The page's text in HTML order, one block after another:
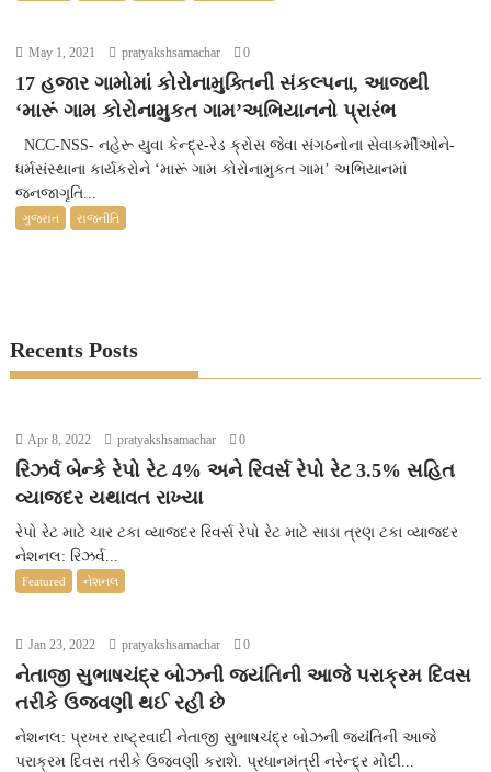
May 1, 2021 pratyakshsamachar 0
17 હજાર ગામોમાં કોરોનામુક્તિની સંકલ્પના, આજથી
‘મારૂં ગામ કોરોનામુકત ગામ’અભિયાનનો પ્રારંભ
NCC-NSS- નહેરૂ યુવા કેન્દ્ર-રેડ ક્રોસ જેવા સંગઠનોના સેવાકર્મીઓને-
ધર્મસંસ્થાના કાર્યકરોને ‘મારૂં ગામ કોરોનામુકત ગામ’ અભિયાનમાં
જનજાગૃતિ...
ગુજરાત રાજનીતિ
Recents Posts
Apr 8, 2022 pratyakshsamachar 0
રિઝર્વ બેન્કે રેપો રેટ 4% અને રિવર્સ રેપો રેટ 3.5% સહિત
વ્યાજદર યથાવત રાખ્યા
રેપો રેટ માટે ચાર ટકા વ્યાજદર રિવર્સ રેપો રેટ માટે સાડા ત્રણ ટકા વ્યાજદર
નેશનલ: રિઝર્વ...
Featured નેશનલ
Jan 23, 2022 pratyakshsamachar 0
નેતાજી સુભાષચંદ્ર બોઝની જયંતિની આજે પરાક્રમ દિવસ
તરીકે ઉજવણી થઈ રહી છે
નેશનલ: પ્રખર રાષ્ટ્રવાદી નેતાજી સુભાષચંદ્ર બોઝની જયંતિની આજે
પરાક્રમ દિવસ તરીકે ઉજવણી કરાશે. પ્રધાનમંત્રી નરેન્દ્ર મોદી...